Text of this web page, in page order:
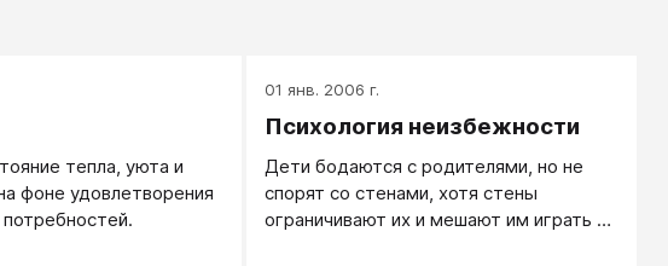
тепла, уюта и
фоне удовлетворения
01 янв. 2006 г.
Психология неизбежности
Дети бодаются с родителями, но не
спорят со стенами, хотя стены
ограничивают их и мешают им играть в